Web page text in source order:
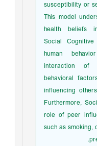
susceptibility or
This model
health beliefs
Social
human
interaction of
behavioral
influencing
Furthermore,
role of peer
such as